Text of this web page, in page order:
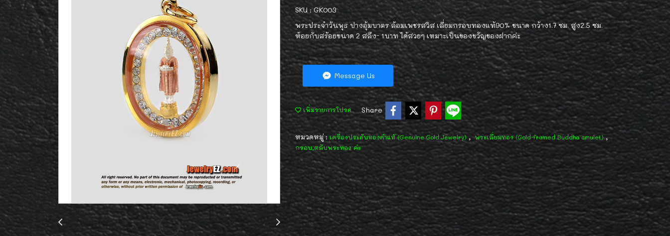
SKU : GK003
พระประจำวันพุธ ปางอุ้มบาตร ล้อมเพชรสวิส เลี่ยมกรอบทองแท้90% ขนาด กว้าง1.7 ซม. สูง2.5 ซม.
ห้อยกับสร้อยขนาด 2 สลึง- 1บาท ได้สวยๆ เหมาะเป็นของขวัญของฝากค่ะ
Message Us
เพิ่มรายการโปรด Share
หมวดหมู่ : เครื่องประดับทองคำแท้ (Genuine Gold Jewelry) , พระเลี่ยมทอง (Gold-framed Buddha amulet),
กรอบ,ตลับพระทอง ค่ะ